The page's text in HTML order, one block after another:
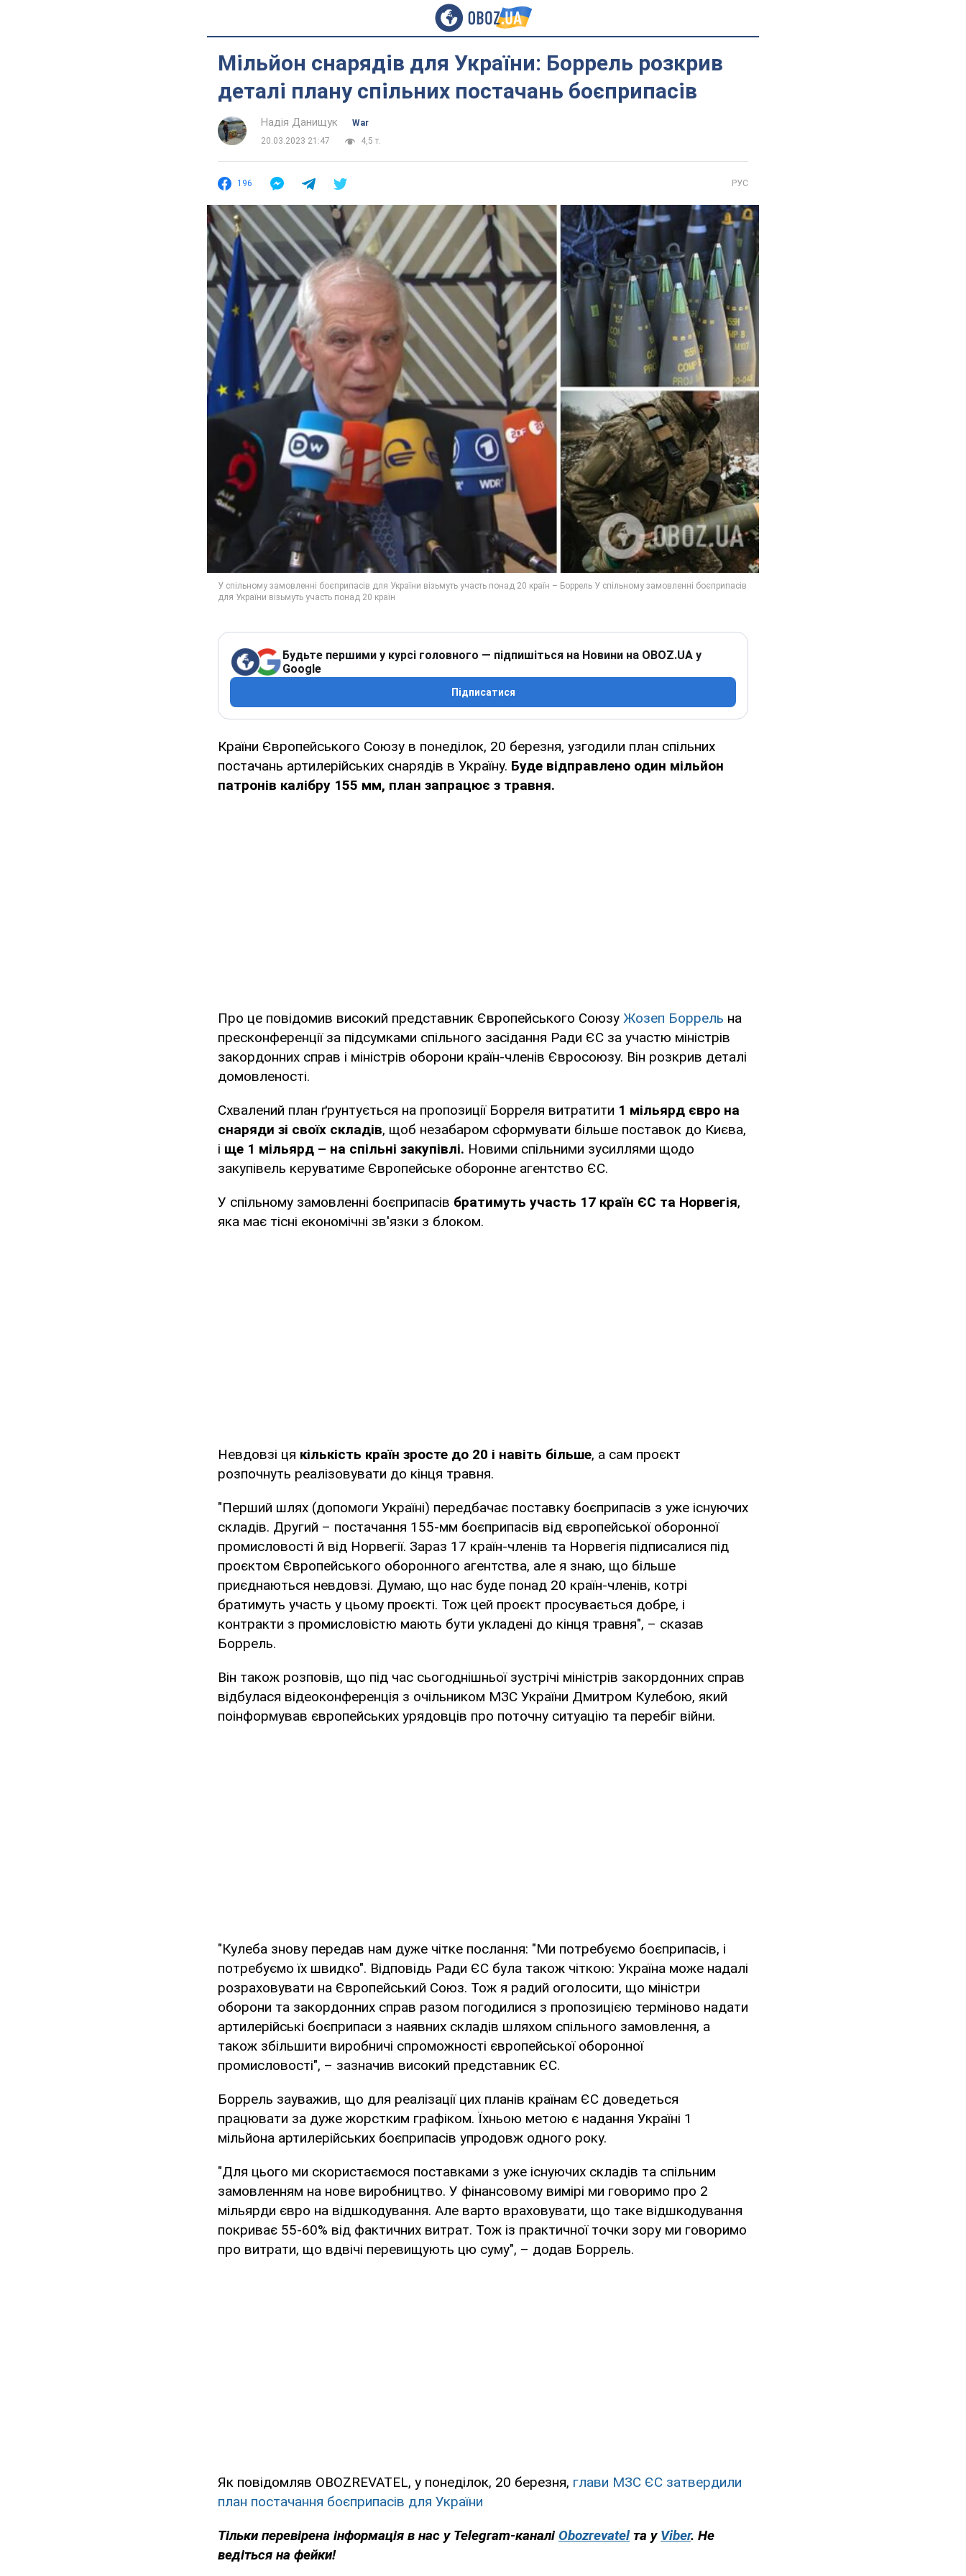
Мільйон снарядів для України: Боррель розкрив
деталі плану спільних постачань боєприпасів
Надія Данищук
War
20.03.2023 21:47
4,5 т.
196 РУС
Будьте першими у курсі головного — підпишіться на Новини на OBOZ.UA у
Google
Підписатися
Країни Європейського Союзу в понеділок, 20 березня, узгодили план спільних
постачань артилерійських снарядів в Україну. Буде відправлено один мільйон
патронів калібру 155 мм, план запрацює з травня.
Про це повідомив високий представник Європейського Союзу Жозеп Боррель на
пресконференції за підсумками спільного засідання Ради ЄС за участю міністрів
закордонних справ і міністрів оборони країн-членів Євросоюзу. Він розкрив деталі
домовленості.
Схвалений план ґрунтується на пропозиції Борреля витратити 1 мільярд євро на
снаряди зі своїх складів, щоб незабаром сформувати більше поставок до Києва,
і ще 1 мільярд – на спільні закупівлі. Новими спільними зусиллями щодо
закупівель керуватиме Європейське оборонне агентство ЄС.
У спільному замовленні боєприпасів братимуть участь 17 країн ЄС та Норвегія,
яка має тісні економічні зв'язки з блоком.
Невдовзі ця кількість країн зросте до 20 і навіть більше, а сам проєкт
розпочнуть реалізовувати до кінця травня.
"Перший шлях (допомоги Україні) передбачає поставку боєприпасів з уже існуючих
складів. Другий – постачання 155-мм боєприпасів від європейської оборонної
промисловості й від Норвегії. Зараз 17 країн-членів та Норвегія підписалися під
проєктом Європейського оборонного агентства, але я знаю, що більше
приєднаються невдовзі. Думаю, що нас буде понад 20 країн-членів, котрі
братимуть участь у цьому проєкті. Тож цей проєкт просувається добре, і
контракти з промисловістю мають бути укладені до кінця травня", – сказав
Боррель.
Він також розповів, що під час сьогоднішньої зустрічі міністрів закордонних справ
відбулася відеоконференція з очільником МЗС України Дмитром Кулебою, який
поінформував європейських урядовців про поточну ситуацію та перебіг війни.
"Кулеба знову передав нам дуже чітке послання: "Ми потребуємо боєприпасів, і
потребуємо їх швидко". Відповідь Ради ЄС була також чіткою: Україна може надалі
розраховувати на Європейський Союз. Тож я радий оголосити, що міністри
оборони та закордонних справ разом погодилися з пропозицією терміново надати
артилерійські боєприпаси з наявних складів шляхом спільного замовлення, а
також збільшити виробничі спроможності європейської оборонної
промисловості", – зазначив високий представник ЄС.
Боррель зауважив, що для реалізації цих планів країнам ЄС доведеться
працювати за дуже жорстким графіком. Їхньою метою є надання Україні 1
мільйона артилерійських боєприпасів упродовж одного року.
"Для цього ми скористаємося поставками з уже існуючих складів та спільним
замовленням на нове виробництво. У фінансовому вимірі ми говоримо про 2
мільярди євро на відшкодування. Але варто враховувати, що таке відшкодування
покриває 55-60% від фактичних витрат. Тож із практичної точки зору ми говоримо
про витрати, що вдвічі перевищують цю суму", – додав Боррель.
Як повідомляв OBOZREVATEL, у понеділок, 20 березня, глави МЗС ЄС затвердили
план постачання боєприпасів для України
Тільки перевірена інформація в нас у Telegram-каналі Obozrevatelта у Viber. Не
ведіться на фейки!